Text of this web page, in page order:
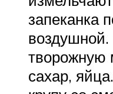
запеканка
творожную
сахар,